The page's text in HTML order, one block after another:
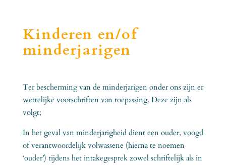
Kinderen en/of
minderjarigen
Ter bescherming van de minderjarigen onder ons zijn er
wettelijke voorschriften van toepassing. Deze zijn als
volgt;
In het geval van minderjarigheid dient een ouder, voogd
of verantwoordelijk volwassene (hierna te noemen
‘ouder’) tijdens het intakegesprek zowel schriftelijk als in